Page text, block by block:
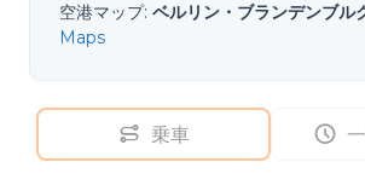
空港マップ: ベルリン・ブランデンブル
Maps